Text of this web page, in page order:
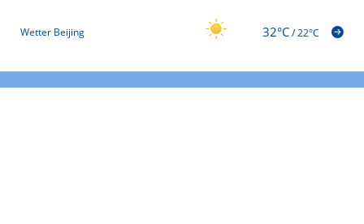
Wetter Beijing 32°C/22°C